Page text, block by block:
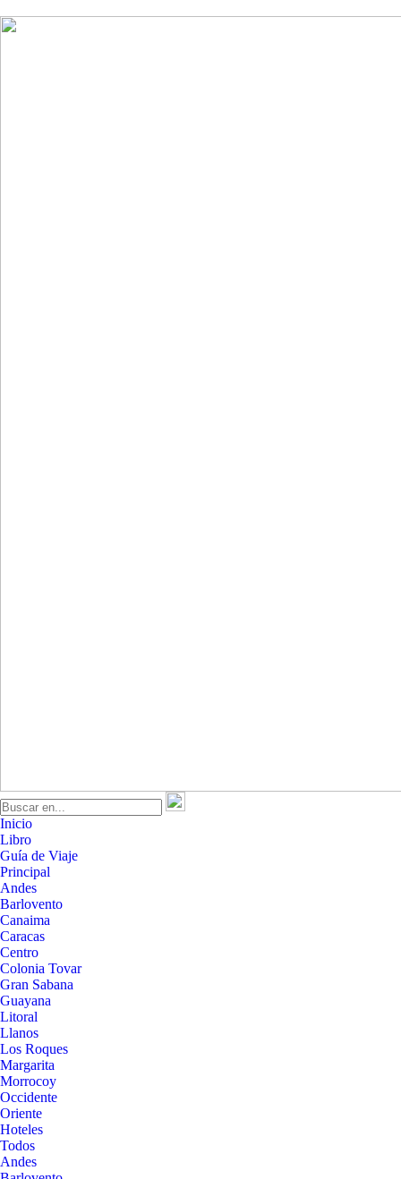
Inicio
Libro
Guía de Viaje
Principal
Andes
Barlovento
Canaima
Caracas
Centro
Colonia Tovar
Gran Sabana
Guayana
Litoral
Llanos
Los Roques
Margarita
Morrocoy
Occidente
Oriente
Hoteles
Todos
Andes